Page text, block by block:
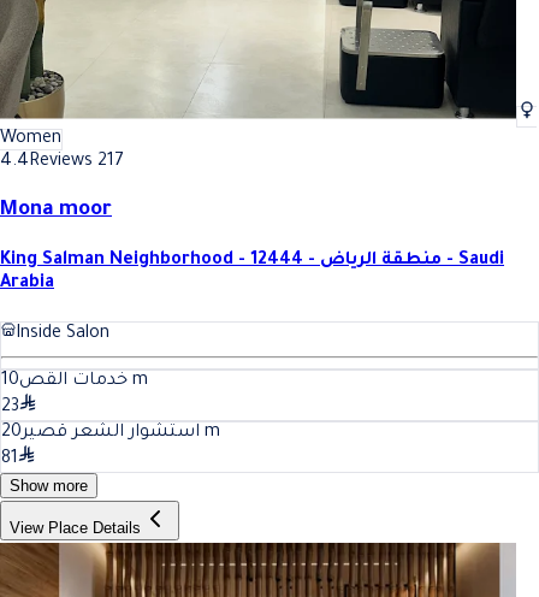
Women
4.4Reviews 217
Mona moor
King Salman Neighborhood - 12444 - منطقة الرياض - Saudi
Arabia
Inside Salon
خدمات القص10
m
23
استشوار الشعر قصير20
m
81
Show more
View Place Details